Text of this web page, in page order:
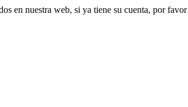
en nuestra web, si ya tiene su cuenta, por favor